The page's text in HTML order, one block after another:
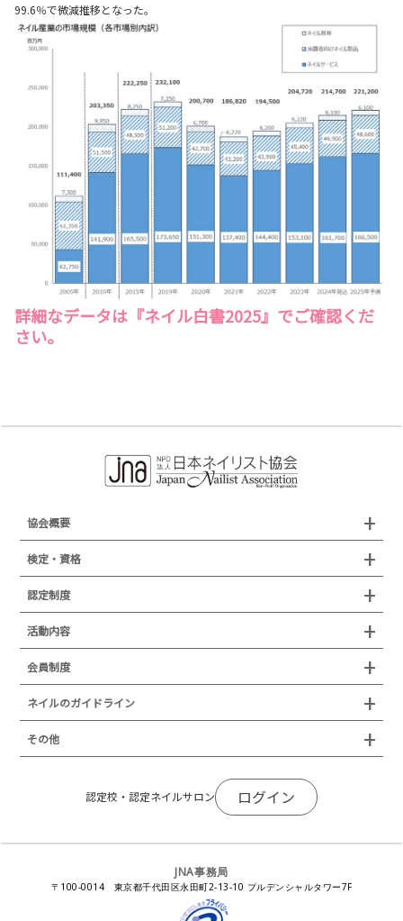
99.6％で微減推移となった。
詳細なデータは『ネイル白書2025』でご確認くだ
さい。
協会概要
組織概要
所在地
プレスリリース
叙勲・褒章・受賞・表彰
通常総会について
検定・資格
検定試験
JNAフットケア理論検定試験
ネイリスト技能検定試験（JNEC主催）
JNAネイリスト技能検定国際試験
JNAネイリストキャリアパス講習会
JNAオフィシャル教材
認定制度
認定制度
認定校
認定ネイルサロン
活動内容
ネイルエキスポ
ネイルオブザイヤー
全日本ネイリスト選手権・地区大会
11月ネイル月間
セミナー
セミナー
JNAスーパーライブ
JNAネイルサロン等化学物質管理講習会
ネイルトレンド
ネイルトレンド
トレンドプロジェクトメンバー
会員制度
会員制度
法人会員
ネイルのガイドライン
新型コロナ感染症関連
コンプライアンス／法令遵守
EUにおけるTPO成分を含む化粧品の市場提供禁止について
その他
サポートネイルサロン制度
教材・書籍・刊行物
認定校・認定ネイルサロン ログイン
JNA事務局
〒100-0014 東京都千代田区永田町2-13-10 プルデンシャルタワー7F